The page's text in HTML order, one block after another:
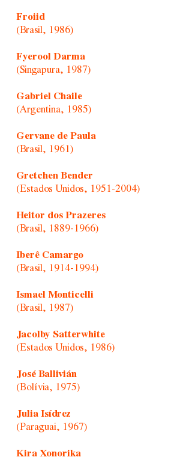
Froiid
(Brasil, 1986)
Fyerool Darma
(Singapura, 1987)
Gabriel Chaile
(Argentina, 1985)
Gervane de Paula
(Brasil, 1961)
Gretchen Bender
(Estados Unidos, 1951-2004)
Heitor dos Prazeres
(Brasil, 1889-1966)
Iberê Camargo
(Brasil, 1914-1994)
Ismael Monticelli
(Brasil, 1987)
Jacolby Satterwhite
(Estados Unidos, 1986)
José Ballivián
(Bolívia, 1975)
Julia Isídrez
(Paraguai, 1967)
Kira Xonorika